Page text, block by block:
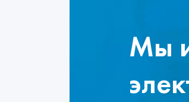
Мы